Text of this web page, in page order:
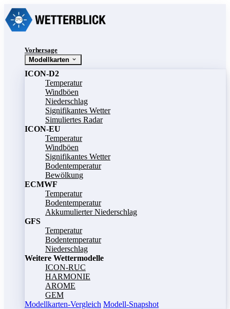
Vorhersage
Modellkarten
ICON-D2
Temperatur
Windböen
Niederschlag
Signifikantes Wetter
Simuliertes Radar
ICON-EU
Temperatur
Windböen
Signifikantes Wetter
Bodentemperatur
Bewölkung
ECMWF
Temperatur
Bodentemperatur
Akkumulierter Niederschlag
GFS
Temperatur
Bodentemperatur
Niederschlag
Weitere Wettermodelle
ICON-RUC
HARMONIE
AROME
GEM
Modellkarten-Vergleich Modell-Snapshot